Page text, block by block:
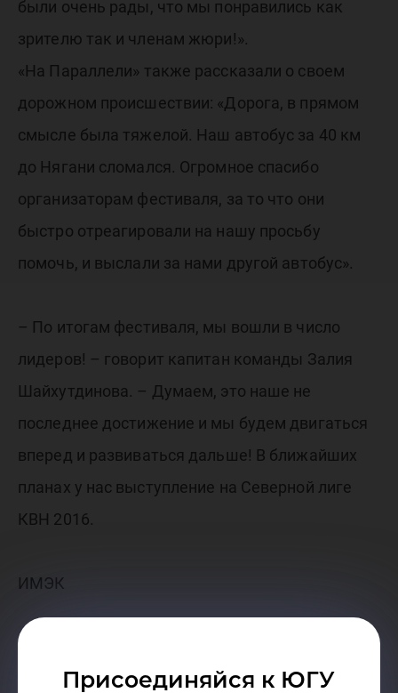
Присоединяйся к ЮГУ
были очень рады, что мы понравились как
зрителю так и членам жюри!».
«На Параллели» также рассказали о своем
дорожном происшествии: «Дорога, в прямом
смысле была тяжелой. Наш автобус за 40 км
до Нягани сломался. Огромное спасибо
организаторам фестиваля, за то что они
быстро отреагировали на нашу просьбу
помочь, и выслали за нами другой автобус».
– По итогам фестиваля, мы вошли в число
лидеров! – говорит капитан команды Залия
Шайхутдинова. – Думаем, это наше не
последнее достижение и мы будем двигаться
вперед и развиваться дальше! В ближайших
планах у нас выступление на Северной лиге
КВН 2016.
ИМЭК